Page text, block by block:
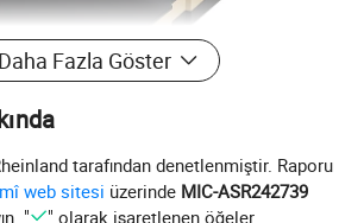
Daha Fazla Göster
tarafından denetlenmiştir. Raporu
web sitesi üzerinde MIC-ASR242739
"
" olarak işaretlenen öğeler